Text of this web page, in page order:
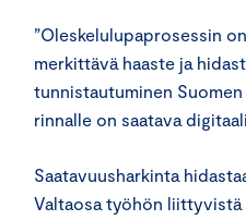
”Oleskelulupaprosessin
merkittävä haaste ja
tunnistautuminen
rinnalle on saatava
Saatavuusharkinta
Valtaosa työhön liittyvistä